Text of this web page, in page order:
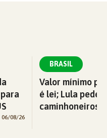
06/08/26
BRASIL
Valor mínimo
é lei; Lula pede
caminhoneiros